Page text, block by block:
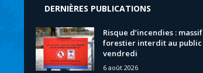
DERNIÈRES PUBLICATIONS
Risque d’incendies : massif
forestier interdit au public
vendredi
6 août 2026